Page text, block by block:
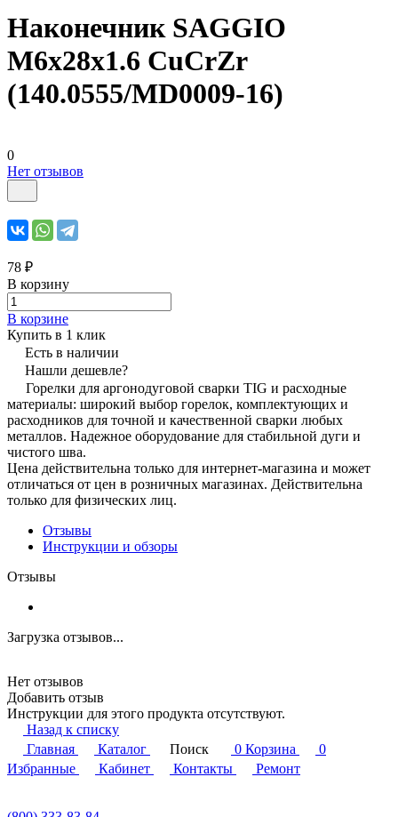
Наконечник SAGGIO
М6х28х1.6 CuCrZr
(140.0555/MD0009-16)
0
Нет отзывов
78 ₽
В корзину
В корзине
Купить в 1 клик
Есть в наличии
Нашли дешевле?
Горелки для аргонодуговой сварки TIG и расходные
материалы: широкий выбор горелок, комплектующих и
расходников для точной и качественной сварки любых
металлов. Надежное оборудование для стабильной дуги и
чистого шва.
Цена действительна только для интернет-магазина и может
отличаться от цен в розничных магазинах. Действительна
только для физических лиц.
Отзывы
Инструкции и обзоры
Отзывы
Загрузка отзывов...
Нет отзывов
Добавить отзыв
Инструкции для этого продукта отсутствуют.
Назад к списку
Главная
Каталог Поиск 0 Корзина
0
Избранные
Кабинет Контакты Ремонт